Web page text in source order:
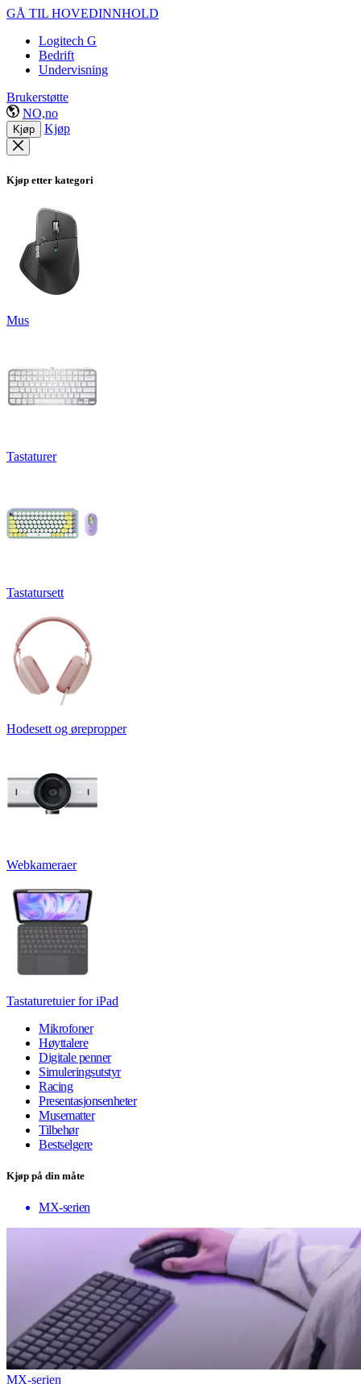
GÅ TIL HOVEDINNHOLD
Logitech G
Bedrift
Undervisning
Brukerstøtte
NO,no
Kjøp Kjøp
Kjøp etter kategori
Mus
Tastaturer
Tastatursett
Hodesett og ørepropper
Webkameraer
Tastaturetuier for iPad
Mikrofoner
Høyttalere
Digitale penner
Simuleringsutstyr
Racing
Presentasjonsenheter
Musematter
Tilbehør
Bestselgere
Kjøp på din måte
MX-serien
MX-serien